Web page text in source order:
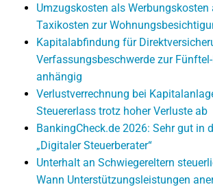
Umzugskosten als Werbungskosten
Taxikosten zur
Kapitalabfindung für
Verfassungsbeschwerde zur
anhängig
Verlustverrechnung bei
Steuererlass trotz hoher Verluste ab
BankingCheck.de 2026: Sehr gut in
„Digitaler Steuerberater“
Unterhalt an Schwiegereltern
Wann Unterstützungsleistungen